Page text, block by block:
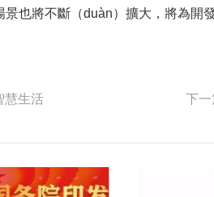
也將不斷（duàn）擴大，將為開
慧生活 下